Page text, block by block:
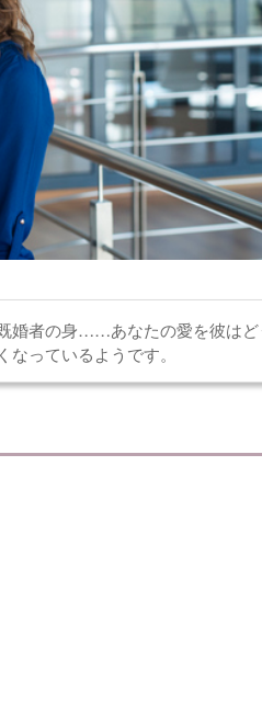
婚者の身……あなたの愛を彼はど
っているようです。